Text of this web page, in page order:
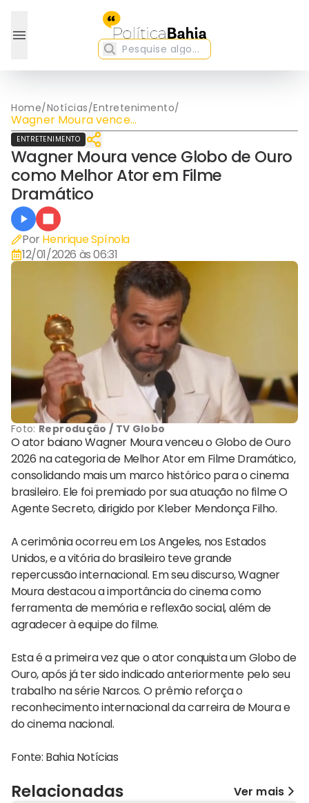
Home/Notícias/Entretenimento/
Wagner Moura vence
Globo de Ouro como
Melhor Ator em Filme
Dramático
ENTRETENIMENTO
Wagner Moura vence Globo de Ouro
como Melhor Ator em Filme
Dramático
Por Henrique Spínola
12/01/2026 às 06:31
Foto: Reprodução / TV Globo
O ator baiano Wagner Moura venceu o Globo de Ouro
2026 na categoria de Melhor Ator em Filme Dramático,
consolidando mais um marco histórico para o cinema
brasileiro. Ele foi premiado por sua atuação no filme O
Agente Secreto, dirigido por Kleber Mendonça Filho.
A cerimônia ocorreu em Los Angeles, nos Estados
Unidos, e a vitória do brasileiro teve grande
repercussão internacional. Em seu discurso, Wagner
Moura destacou a importância do cinema como
ferramenta de memória e reflexão social, além de
agradecer à equipe do filme.
Esta é a primeira vez que o ator conquista um Globo de
Ouro, após já ter sido indicado anteriormente pelo seu
trabalho na série Narcos. O prêmio reforça o
reconhecimento internacional da carreira de Moura e
do cinema nacional.
Fonte: Bahia Notícias
Relacionadas Ver mais